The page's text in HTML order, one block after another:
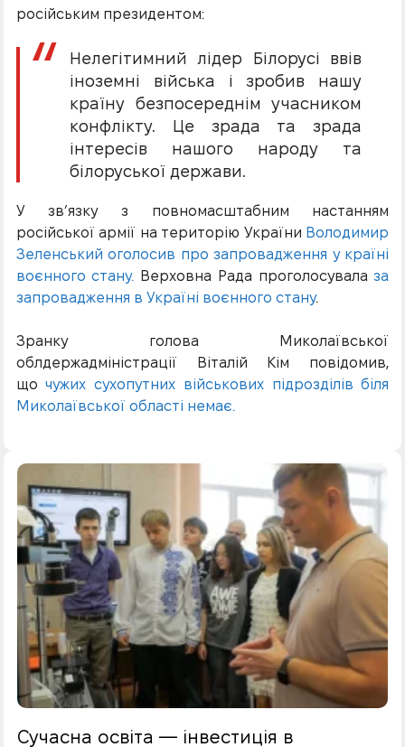
російським президентом:
Нелегітимний лідер Білорусі ввів
іноземні війська і зробив нашу
країну безпосереднім учасником
конфлікту. Це зрада та зрада
інтересів нашого народу та
білоруської держави.
У зв’язку з повномасштабним настанням
російської армії на територію України Володимир
Зеленський оголосив про запровадження у країні
воєнного стану. Верховна Рада проголосувалаза
запровадження в Україні воєнного стану.
Зранку голова Миколаївської
облдержадміністрації Віталій Кім повідомив,
щочужих сухопутних військових підрозділів біля
Миколаївської області немає.
Сучасна освіта — інвестиція в